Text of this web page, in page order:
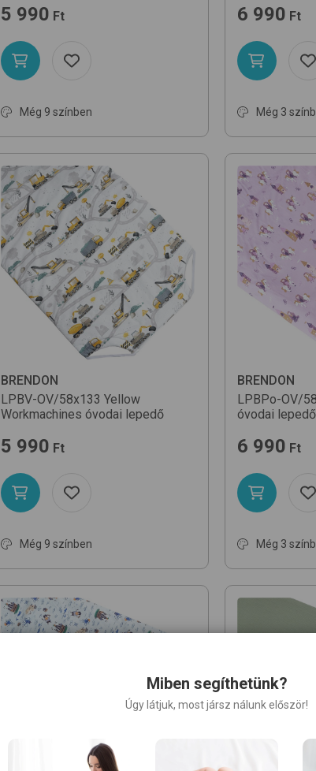
5 990 Ft
Még 9 színben
6 990 Ft
Még 3
BRENDON
LPBV-OV/58x133 Yellow
Workmachines óvodai lepedő
5 990 Ft
Még 9 színben
BRENDON
LPBPo-OV/
óvodai lepedő
6 990 Ft
Még 3
Miben segíthetünk?
Úgy látjuk, most jársz nálunk először!